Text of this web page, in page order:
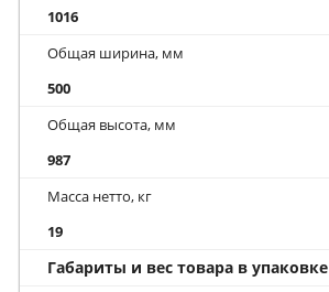
1016
Общая ширина, мм
500
Общая высота, мм
987
Масса нетто, кг
19
Габариты и вес товара в упаковке